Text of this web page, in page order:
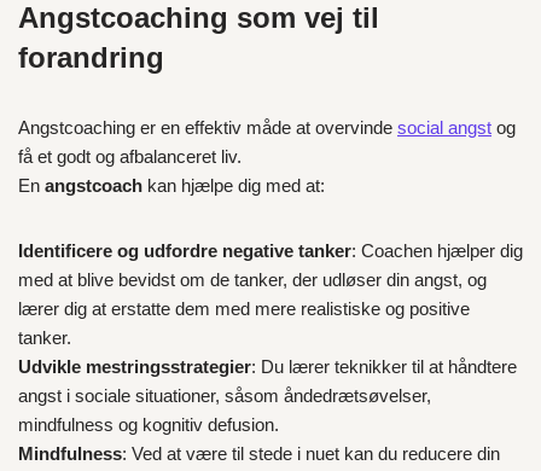
Angstcoaching som vej til
forandring
Angstcoaching er en effektiv måde at overvinde social angst og
få et godt og afbalanceret liv.
En angstcoach kan hjælpe dig med at:
Identificere og udfordre negative tanker: Coachen hjælper dig
med at blive bevidst om de tanker, der udløser din angst, og
lærer dig at erstatte dem med mere realistiske og positive
tanker.
Udvikle mestringsstrategier: Du lærer teknikker til at håndtere
angst i sociale situationer, såsom åndedrætsøvelser,
mindfulness og kognitiv defusion.
Mindfulness: Ved at være til stede i nuet kan du reducere din